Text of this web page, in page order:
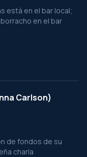
está en el bar local;
en el bar
Carlson)
de fondos de su
charla